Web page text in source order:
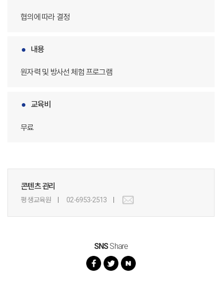
협의에 따라 결정
내용
원자력 및 방사선 체험 프로그램
교육비
무료
콘텐츠 관리
평생교육원 02-6953-2513
SNSShare